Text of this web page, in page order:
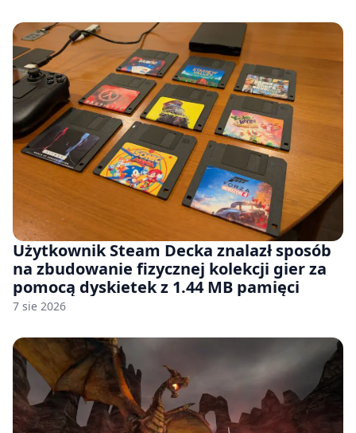
Użytkownik Steam Decka znalazł sposób
na zbudowanie fizycznej kolekcji gier za
pomocą dyskietek z 1.44 MB pamięci
7 sie 2026